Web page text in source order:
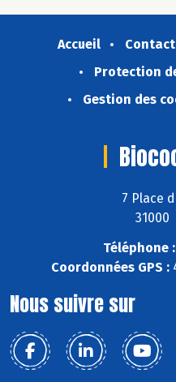
Accueil Contact
Protection
Gestion des
7 Place
31000
Téléphone :
Coordonnées GPS :
Nous suivre sur